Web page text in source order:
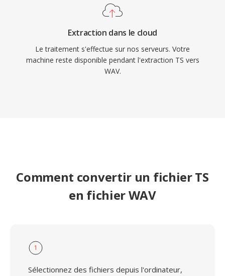
Extraction dans le cloud
Le traitement s'effectue sur nos serveurs. Votre
machine reste disponible pendant l'extraction TS vers
WAV.
Comment convertir un fichier TS
en fichier WAV
1
Sélectionnez des fichiers depuis l'ordinateur,